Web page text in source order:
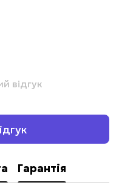
відгук
Гарантія